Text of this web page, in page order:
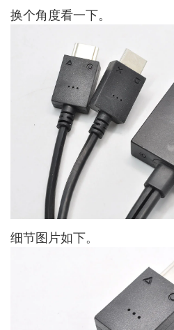
换个角度看一下。
细节图片如下。